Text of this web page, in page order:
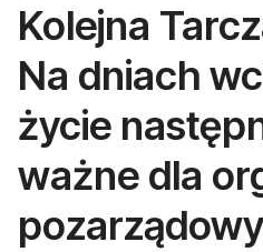
Kolejna
Na dniach
życie
ważne dla